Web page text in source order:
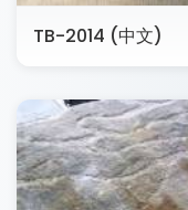
TB-2014 (中文)